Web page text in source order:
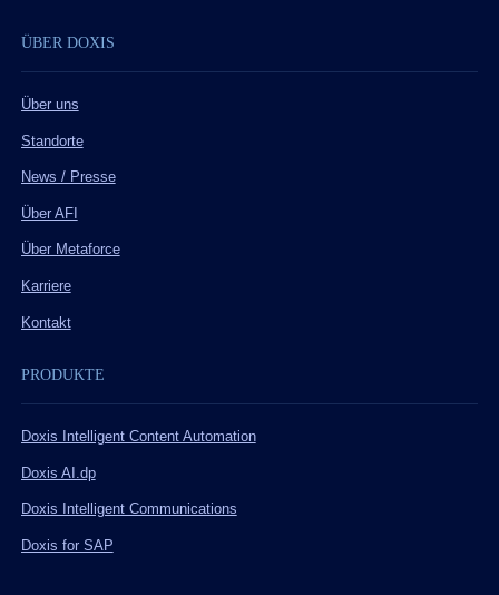
ÜBER DOXIS
Über uns
Standorte
News / Presse
Über AFI
Über Metaforce
Karriere
Kontakt
PRODUKTE
Doxis Intelligent Content Automation
Doxis AI.dp
Doxis Intelligent Communications
Doxis for SAP